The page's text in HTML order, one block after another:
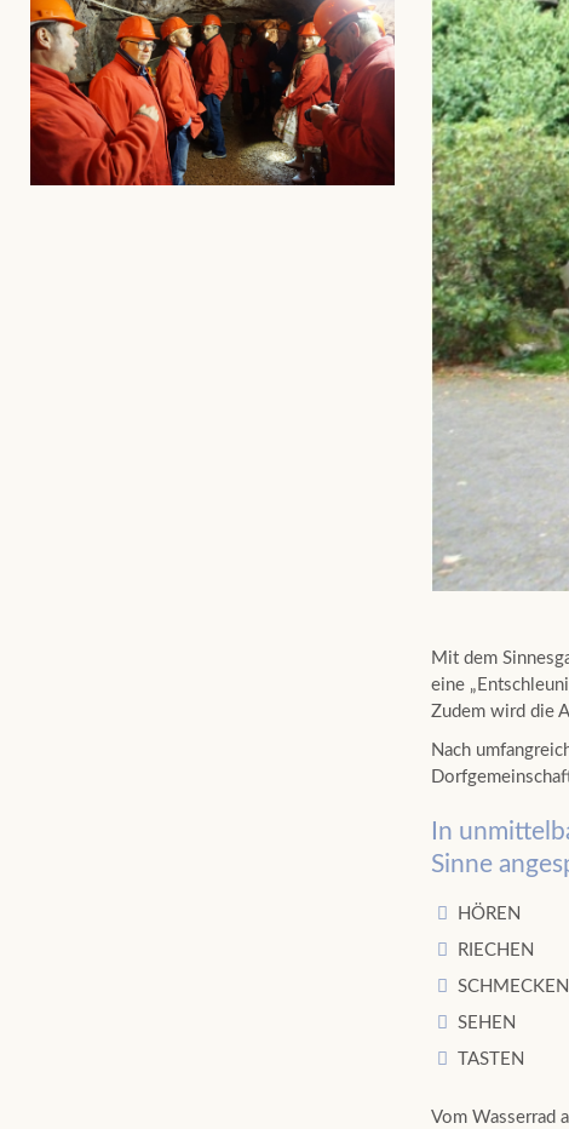
Mit dem
eine
Zudem wird die
Nach
In
Sinne
HÖREN
RIECHEN
SCHMECKEN
SEHEN
TASTEN
Vom Wasserrad